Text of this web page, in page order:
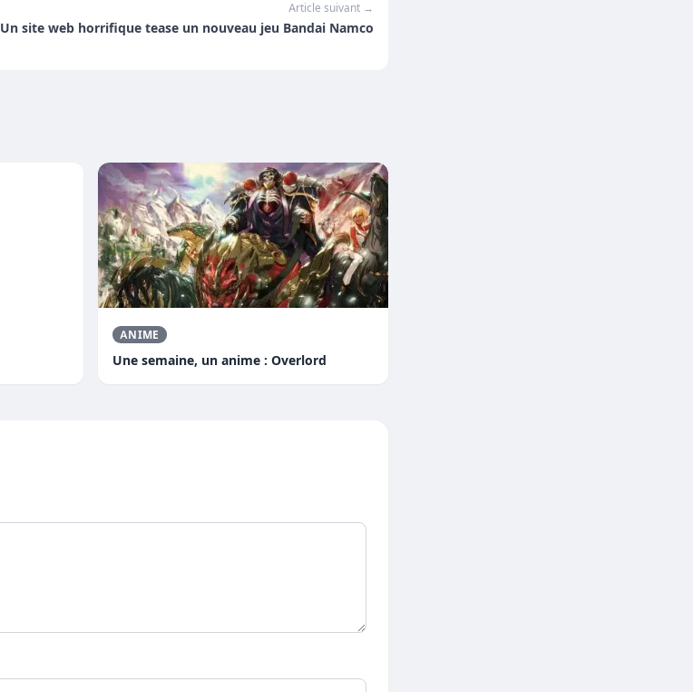
Article suivant →
Un site web horrifique tease un nouveau jeu Bandai Namco
ANIME
Une semaine, un anime : Overlord